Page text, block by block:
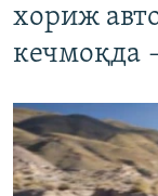
хориж